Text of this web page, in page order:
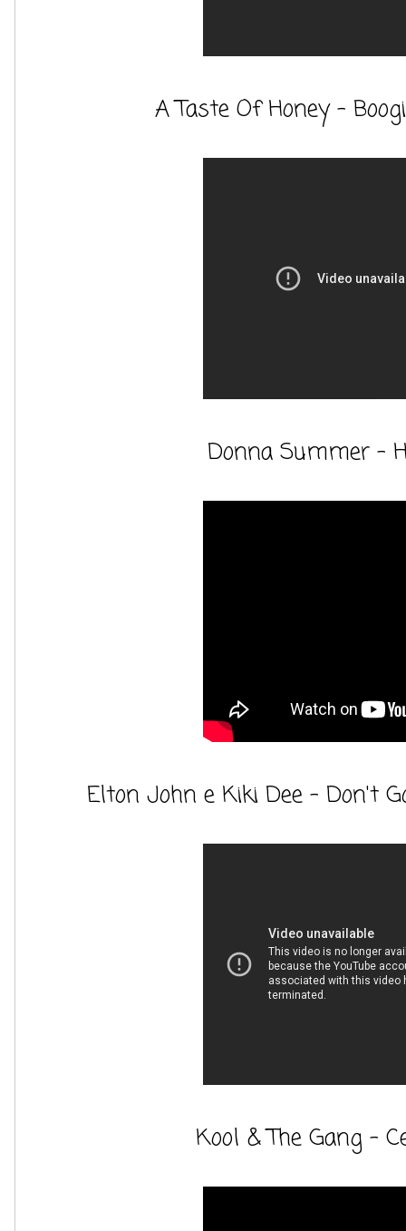
A Taste Of Honey -
Donna Summer -
Elton John e Kiki Dee - Don't
Kool & The Gang -